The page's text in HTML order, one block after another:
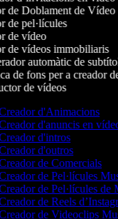
de Doblament de Vídeo
pel·lícules
de vídeo
de vídeos immobiliaris
automàtic de
de fons per a creador
de vídeos
d'Animacions
d'anuncis en vídeo
d'intros
d'outros
de Comercials
de Pel·lícules
de Pel·lícules de
de Reels
de Videoclips